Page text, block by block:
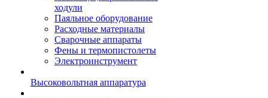
ходули
Паяльное оборудование
Расходные материалы
Сварочные аппараты
Фены и термопистолеты
Электроинструмент
Высоковольтная аппаратура